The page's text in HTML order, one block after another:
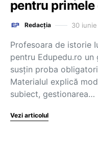
pentru
Redacția 30
Profesoara de istorie
pentru Edupedu.ro
susțin proba
Materialul explică
subiect, gestionarea…
Vezi articolul